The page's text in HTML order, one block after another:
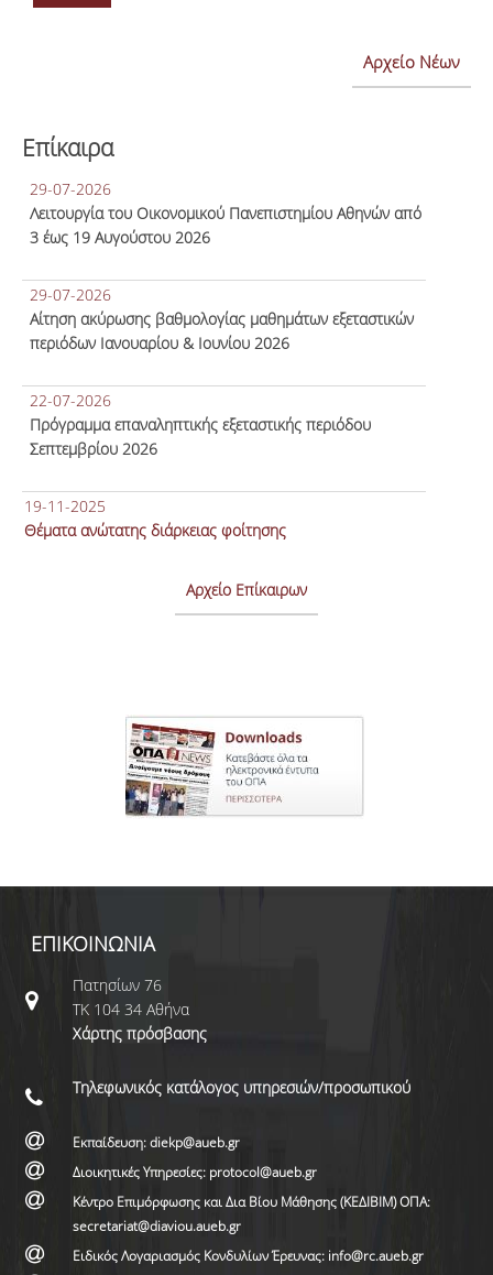
Αρχείο Νέων
Επίκαιρα
29-07-2026
Λειτουργία του Οικονομικού Πανεπιστημίου Αθηνών από
3 έως 19 Αυγούστου 2026
29-07-2026
Αίτηση ακύρωσης βαθμολογίας μαθημάτων εξεταστικών
περιόδων Ιανουαρίου & Ιουνίου 2026
22-07-2026
Πρόγραμμα επαναληπτικής εξεταστικής περιόδου
Σεπτεμβρίου 2026
19-11-2025
Θέματα ανώτατης διάρκειας φοίτησης
Αρχείο Επίκαιρων
ΕΠΙΚΟΙΝΩΝΙΑ
Πατησίων 76
ΤΚ 104 34 Αθήνα
Χάρτης πρόσβασης
Τηλεφωνικός κατάλογος υπηρεσιών/προσωπικού
Εκπαίδευση: diekp@aueb.gr
Διοικητικές Υπηρεσίες: protocol@aueb.gr
Κέντρο Επιμόρφωσης και Δια Βίου Μάθησης (ΚΕΔΙΒΙΜ) ΟΠΑ:
secretariat@diaviou.aueb.gr
Ειδικός Λογαριασμός Κονδυλίων Έρευνας: info@rc.aueb.gr